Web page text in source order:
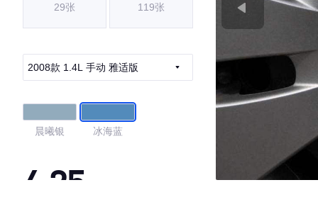
29张 119张
2008款 1.4L 手动 雅适版
晨曦银 冰海蓝
4.25